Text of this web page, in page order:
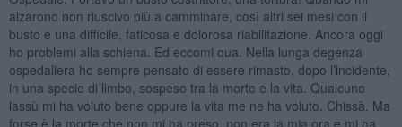
alzarono non riuscivo più a camminare, così altri sei mesi con il
busto e una difficile, faticosa e dolorosa riabilitazione. Ancora oggi
ho problemi alla schiena. Ed eccomi qua. Nella lunga degenza
ospedaliera ho sempre pensato di essere rimasto, dopo l’incidente,
in una specie di limbo, sospeso tra la morte e la vita. Qualcuno
lassù mi ha voluto bene oppure la vita me ne ha voluto. Chissà. Ma
forse è la morte che non mi ha preso, non era la mia ora e mi ha